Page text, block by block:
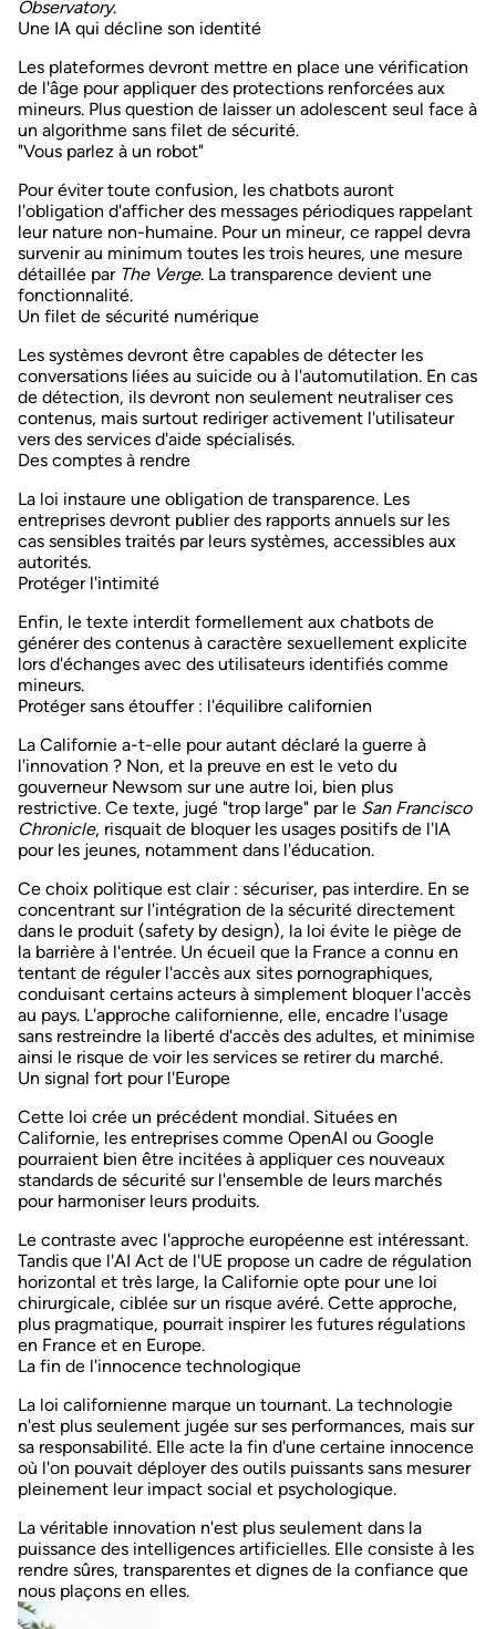
Observatory.
Une IA qui décline son identité
Les plateformes devront mettre en place une vérification
de l'âge pour appliquer des protections renforcées aux
mineurs. Plus question de laisser un adolescent seul face à
un algorithme sans filet de sécurité.
"Vous parlez à un robot"
Pour éviter toute confusion, les chatbots auront
l'obligation d'afficher des messages périodiques rappelant
leur nature non-humaine. Pour un mineur, ce rappel devra
survenir au minimum toutes les trois heures, une mesure
détaillée par The Verge. La transparence devient une
fonctionnalité.
Un filet de sécurité numérique
Les systèmes devront être capables de détecter les
conversations liées au suicide ou à l'automutilation. En cas
de détection, ils devront non seulement neutraliser ces
contenus, mais surtout rediriger activement l'utilisateur
vers des services d'aide spécialisés.
Des comptes à rendre
La loi instaure une obligation de transparence. Les
entreprises devront publier des rapports annuels sur les
cas sensibles traités par leurs systèmes, accessibles aux
autorités.
Protéger l'intimité
Enfin, le texte interdit formellement aux chatbots de
générer des contenus à caractère sexuellement explicite
lors d'échanges avec des utilisateurs identifiés comme
mineurs.
Protéger sans étouffer : l'équilibre californien
La Californie a-t-elle pour autant déclaré la guerre à
l'innovation ? Non, et la preuve en est le veto du
gouverneur Newsom sur une autre loi, bien plus
restrictive. Ce texte, jugé "trop large" par le San Francisco
Chronicle, risquait de bloquer les usages positifs de l'IA
pour les jeunes, notamment dans l'éducation.
Ce choix politique est clair : sécuriser, pas interdire. En se
concentrant sur l'intégration de la sécurité directement
dans le produit (safety by design), la loi évite le piège de
la barrière à l'entrée. Un écueil que la France a connu en
tentant de réguler l'accès aux sites pornographiques,
conduisant certains acteurs à simplement bloquer l'accès
au pays. L'approche californienne, elle, encadre l'usage
sans restreindre la liberté d'accès des adultes, et minimise
ainsi le risque de voir les services se retirer du marché.
Un signal fort pour l'Europe
Cette loi crée un précédent mondial. Situées en
Californie, les entreprises comme OpenAI ou Google
pourraient bien être incitées à appliquer ces nouveaux
standards de sécurité sur l'ensemble de leurs marchés
pour harmoniser leurs produits.
Le contraste avec l'approche européenne est intéressant.
Tandis que l'AI Act de l'UE propose un cadre de régulation
horizontal et très large, la Californie opte pour une loi
chirurgicale, ciblée sur un risque avéré. Cette approche,
plus pragmatique, pourrait inspirer les futures régulations
en France et en Europe.
La fin de l'innocence technologique
La loi californienne marque un tournant. La technologie
n'est plus seulement jugée sur ses performances, mais sur
sa responsabilité. Elle acte la fin d'une certaine innocence
où l'on pouvait déployer des outils puissants sans mesurer
pleinement leur impact social et psychologique.
La véritable innovation n'est plus seulement dans la
puissance des intelligences artificielles. Elle consiste à les
rendre sûres, transparentes et dignes de la confiance que
nous plaçons en elles.